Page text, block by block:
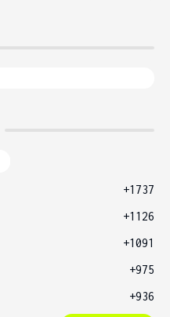
+1737
+1126
+1091
+975
+936